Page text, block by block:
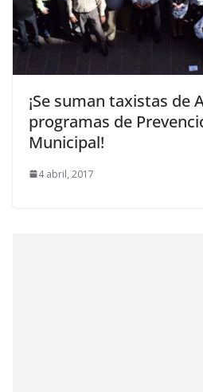
¡Se suman taxistas de
programas de
Municipal!
4 abril, 2017